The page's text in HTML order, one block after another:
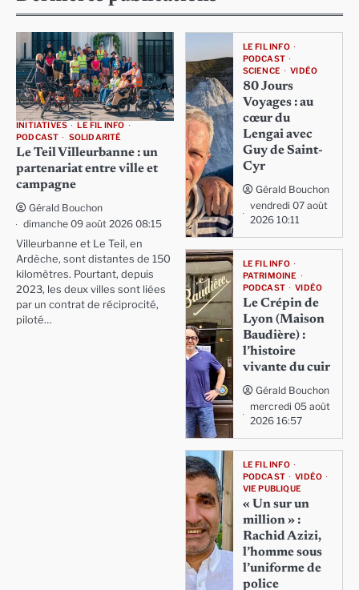
INITIATIVES
LE FIL INFO
PODCAST
SOLIDARITÉ
Le Teil Villeurbanne : un
partenariat entre ville et
campagne
Gérald Bouchon
dimanche 09 août 2026 08:15
Villeurbanne et Le Teil, en
Ardèche, sont distantes de 150
kilomètres. Pourtant, depuis
2023, les deux villes sont liées
par un contrat de réciprocité,
piloté…
LE FIL INFO
PODCAST
SCIENCE
VIDÉO
80 Jours
Voyages : au
cœur du
Lengai avec
Guy de Saint-
Cyr
Gérald Bouchon
vendredi 07 août
2026 10:11
LE FIL INFO
PATRIMOINE
PODCAST
VIDÉO
Le Crépin de
Lyon (Maison
Baudière) :
l’histoire
vivante du cuir
Gérald Bouchon
mercredi 05 août
2026 16:57
LE FIL INFO
PODCAST
VIDÉO
VIE PUBLIQUE
« Un sur un
million » :
Rachid Azizi,
l’homme sous
l’uniforme de
police